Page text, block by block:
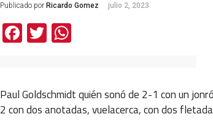
Publicado por Ricardo Gomez julio 2, 2023
Facebook
Twitter
Paul Goldschmidt quién sonó de 2-1 con un
2 con dos anotadas, vuelacerca, con dos